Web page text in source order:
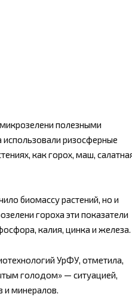
полезными
ризосферные
как горох, маш,
биомассу растений, но и
гороха эти показатели
калия, цинка и железа.
УрФУ, отметила,
голодом» — ситуацией,
и минералов.